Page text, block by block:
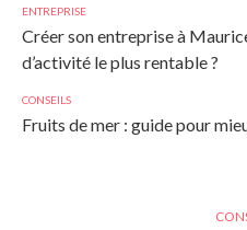
ENTREPRISE
Créer son entreprise à
d’activité le plus rentable ?
CONSEILS
Fruits de mer : guide pour